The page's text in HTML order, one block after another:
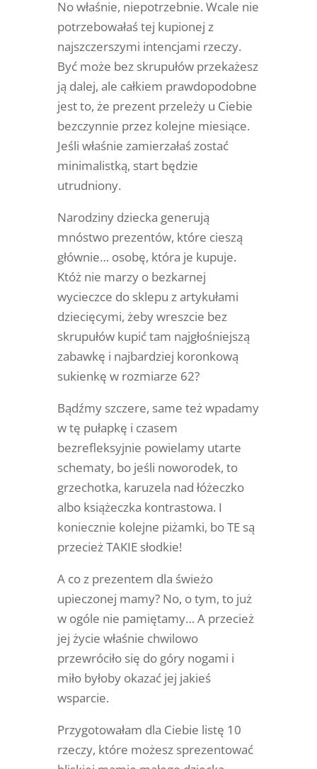
No właśnie, niepotrzebnie. Wcale nie
potrzebowałaś tej kupionej z
najszczerszymi intencjami rzeczy.
Być może bez skrupułów przekażesz
ją dalej, ale całkiem prawdopodobne
jest to, że prezent przeleży u Ciebie
bezczynnie przez kolejne miesiące.
Jeśli właśnie zamierzałaś zostać
minimalistką, start będzie
utrudniony.
Narodziny dziecka generują
mnóstwo prezentów, które cieszą
głównie… osobę, która je kupuje.
Któż nie marzy o bezkarnej
wycieczce do sklepu z artykułami
dziecięcymi, żeby wreszcie bez
skrupułów kupić tam najgłośniejszą
zabawkę i najbardziej koronkową
sukienkę w rozmiarze 62?
Bądźmy szczere, same też wpadamy
w tę pułapkę i czasem
bezrefleksyjnie powielamy utarte
schematy, bo jeśli noworodek, to
grzechotka, karuzela nad łóżeczko
albo książeczka kontrastowa. I
koniecznie kolejne piżamki, bo TE są
przecież TAKIE słodkie!
A co z prezentem dla świeżo
upieczonej mamy? No, o tym, to już
w ogóle nie pamiętamy… A przecież
jej życie właśnie chwilowo
przewróciło się do góry nogami i
miło byłoby okazać jej jakieś
wsparcie.
Przygotowałam dla Ciebie listę 10
rzeczy, które możesz sprezentować